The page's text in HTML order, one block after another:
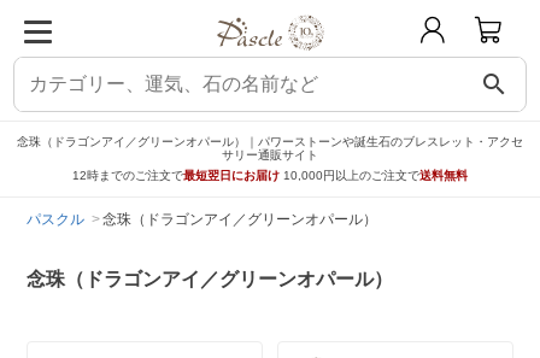
search
念珠（ドラゴンアイ／グリーンオパール）｜パワーストーンや誕生石のブレスレット・アクセ
サリー通販サイト
12時までのご注文で最短翌日にお届け 10,000円以上のご注文で送料無料
パスクル 念珠（ドラゴンアイ／グリーンオパール）
念珠（ドラゴンアイ／グリーンオパール）